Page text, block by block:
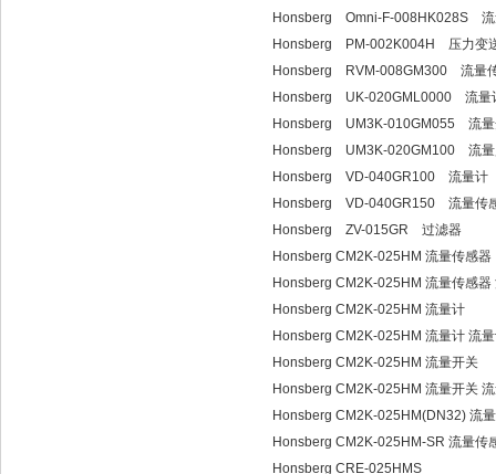
Honsberg Omni-F-008HK028S 流
Honsberg PM-002K004H 压力变
Honsberg RVM-008GM300 流量
Honsberg UK-020GML0000 流量
Honsberg UM3K-010GM055 流量
Honsberg UM3K-020GM100 流量
Honsberg VD-040GR100 流量计
Honsberg VD-040GR150 流量传
Honsberg ZV-015GR 过滤器
Honsberg CM2K-025HM 流量传感器
Honsberg CM2K-025HM 流量传感
Honsberg CM2K-025HM 流量计
Honsberg CM2K-025HM 流量计 流
Honsberg CM2K-025HM 流量开关
Honsberg CM2K-025HM 流量开关
Honsberg CM2K-025HM(DN32) 流
Honsberg CM2K-025HM-SR 流量传
Honsberg CRE-025HMS